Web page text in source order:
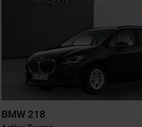
BMW 218